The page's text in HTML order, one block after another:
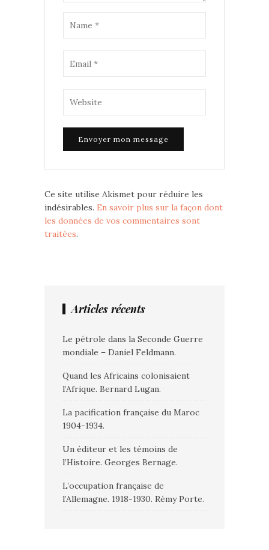
Ce site utilise Akismet pour réduire les
indésirables. En savoir plus sur la façon dont
les données de vos commentaires sont
traitées.
Articles récents
Le pétrole dans la Seconde Guerre
mondiale – Daniel Feldmann.
Quand les Africains colonisaient
l’Afrique. Bernard Lugan.
La pacification française du Maroc
1904-1934.
Un éditeur et les témoins de
l’Histoire. Georges Bernage.
L’occupation française de
l’Allemagne. 1918-1930. Rémy Porte.